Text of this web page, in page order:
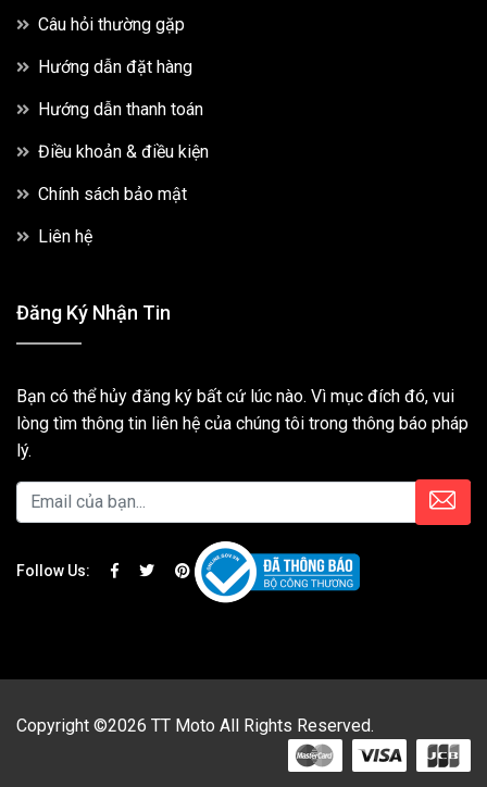
Câu hỏi thường gặp
Hướng dẫn đặt hàng
Hướng dẫn thanh toán
Điều khoản & điều kiện
Chính sách bảo mật
Liên hệ
Đăng Ký Nhận Tin
Bạn có thể hủy đăng ký bất cứ lúc nào. Vì mục đích đó, vui
lòng tìm thông tin liên hệ của chúng tôi trong thông báo pháp
lý.
Follow Us:
Copyright ©2026 TT Moto All Rights Reserved.